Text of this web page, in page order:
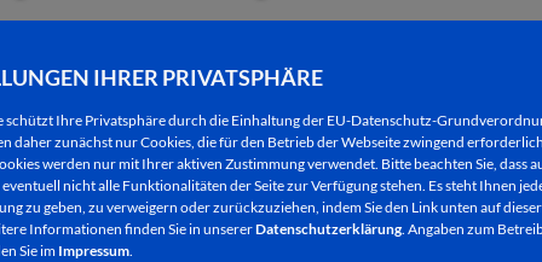
IHRER PRIVATSPHÄRE
schützt Ihre Privatsphäre durch die Einhaltung der EU-Datenschutz-
daher zunächst nur Cookies, die für den Betrieb der Webseite zwingend
werden nur mit Ihrer aktiven Zustimmung verwendet. Bitte beachten Sie, dass
nicht alle Funktionalitäten der Seite zur Verfügung stehen. Es steht Ihnen
zu geben, zu verweigern oder zurückzuziehen, indem Sie den Link unten auf
Informationen finden Sie in unsererDatenschutzerklärung. Angaben zum
Sie im Impressum.
An besagtem Wochenende kämpfen über 100
um die Deutsche Jugendmeisterschaft im 3x3.
Olympia-Spielflächen, durch eine zusätzliche